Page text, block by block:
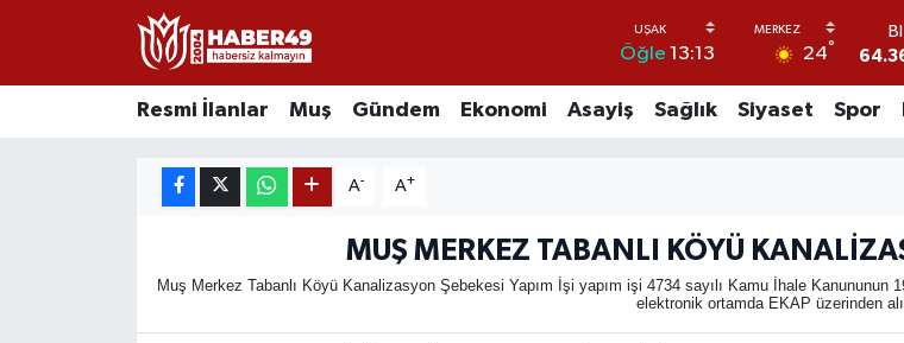
Öğle 13:13 24°
Resmi İlanlar Muş Gündem Ekonomi Asayiş Sağlık Siyaset Spor
A- A+
MUŞ MERKEZ TABANLI KÖYÜ
Muş Merkez Tabanlı Köyü Kanalizasyon Şebekesi Yapım İşi yapım işi 4734 sayılı Kamu İhale
elektronik ortamda EKAP üzerinden
Resmi İlanlar
Ekonomi
Uşak Nöbetçi Eczaneler
Uşak Namaz Vakitleri
TFF 2.Lig Kırmızı Grup Puan Durumu ve Fikstür